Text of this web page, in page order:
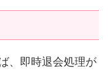
、即時退会処理が